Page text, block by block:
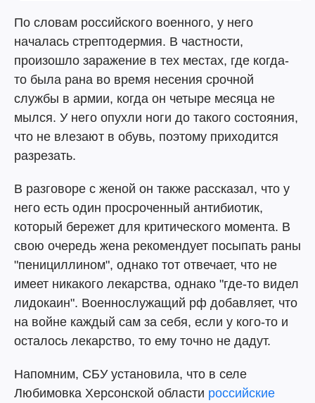
По словам российского военного, у него
началась стрептодермия. В частности,
произошло заражение в тех местах, где когда-
то была рана во время несения срочной
службы в армии, когда он четыре месяца не
мылся. У него опухли ноги до такого состояния,
что не влезают в обувь, поэтому приходится
разрезать.
В разговоре с женой он также рассказал, что у
него есть один просроченный антибиотик,
который бережет для критического момента. В
свою очередь жена рекомендует посыпать раны
"пенициллином", однако тот отвечает, что не
имеет никакого лекарства, однако "где-то видел
лидокаин". Военнослужащий рф добавляет, что
на войне каждый сам за себя, если у кого-то и
осталось лекарство, то ему точно не дадут.
Напомним, СБУ установила, что в селе
Любимовка Херсонской области российские